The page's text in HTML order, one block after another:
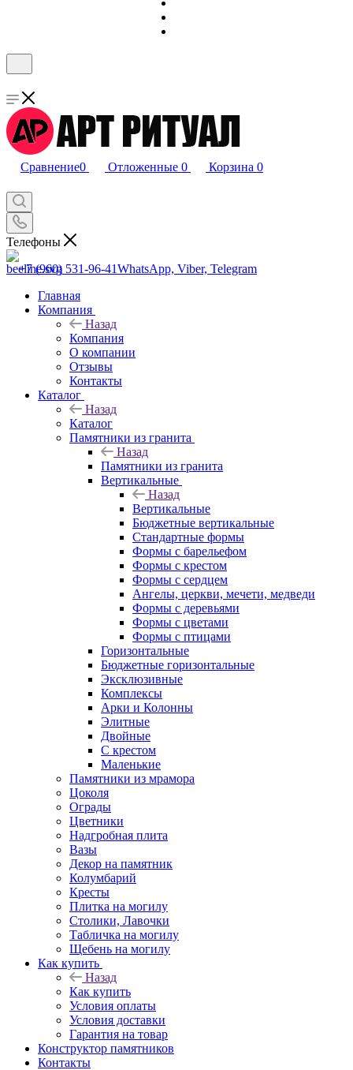
Сравнение0 Отложенные 0 Корзина 0
Телефоны
+7 (960) 531-96-41WhatsApp, Viber, Telegram
Главная
Компания
Назад
Компания
О компании
Отзывы
Контакты
Каталог
Назад
Каталог
Памятники из гранита
Назад
Памятники из гранита
Вертикальные
Назад
Вертикальные
Бюджетные вертикальные
Стандартные формы
Формы с барельефом
Формы с крестом
Формы с сердцем
Ангелы, церкви, мечети, медведи
Формы с деревьями
Формы с цветами
Формы с птицами
Горизонтальные
Бюджетные горизонтальные
Эксклюзивные
Комплексы
Арки и Колонны
Элитные
Двойные
С крестом
Маленькие
Памятники из мрамора
Цоколя
Ограды
Цветники
Надгробная плита
Вазы
Декор на памятник
Колумбарий
Кресты
Плитка на могилу
Столики, Лавочки
Табличка на могилу
Щебень на могилу
Как купить
Назад
Как купить
Условия оплаты
Условия доставки
Гарантия на товар
Конструктор памятников
Контакты